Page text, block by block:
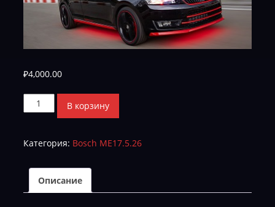
₽4,000.00
Количество
товара
RAPID
TUN-
E-
В корзину
Категория: Bosch ME17.5.26
Описание